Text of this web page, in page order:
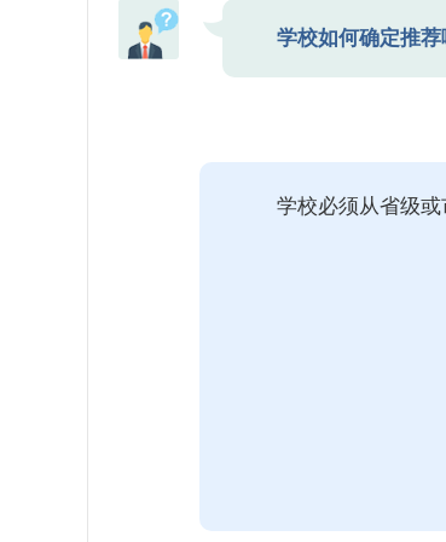
学校如何确定推荐
学校必须从省级